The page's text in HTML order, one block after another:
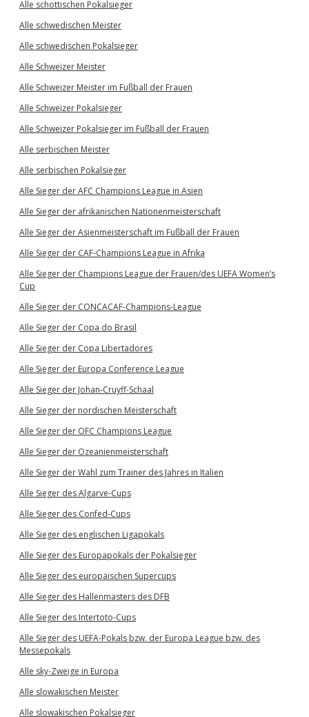
Alle schottischen Pokalsieger
Alle schwedischen Meister
Alle schwedischen Pokalsieger
Alle Schweizer Meister
Alle Schweizer Meister im Fußball der Frauen
Alle Schweizer Pokalsieger
Alle Schweizer Pokalsieger im Fußball der Frauen
Alle serbischen Meister
Alle serbischen Pokalsieger
Alle Sieger der AFC Champions League in Asien
Alle Sieger der afrikanischen Nationenmeisterschaft
Alle Sieger der Asienmeisterschaft im Fußball der Frauen
Alle Sieger der CAF-Champions League in Afrika
Alle Sieger der Champions League der Frauen/des UEFA Women’s
Cup
Alle Sieger der CONCACAF-Champions-League
Alle Sieger der Copa do Brasil
Alle Sieger der Copa Libertadores
Alle Sieger der Europa Conference League
Alle Sieger der Johan-Cruyff-Schaal
Alle Sieger der nordischen Meisterschaft
Alle Sieger der OFC Champions League
Alle Sieger der Ozeanienmeisterschaft
Alle Sieger der Wahl zum Trainer des Jahres in Italien
Alle Sieger des Algarve-Cups
Alle Sieger des Confed-Cups
Alle Sieger des englischen Ligapokals
Alle Sieger des Europapokals der Pokalsieger
Alle Sieger des europäischen Supercups
Alle Sieger des Hallenmasters des DFB
Alle Sieger des Intertoto-Cups
Alle Sieger des UEFA-Pokals bzw. der Europa League bzw. des
Messepokals
Alle sky-Zweige in Europa
Alle slowakischen Meister
Alle slowakischen Pokalsieger